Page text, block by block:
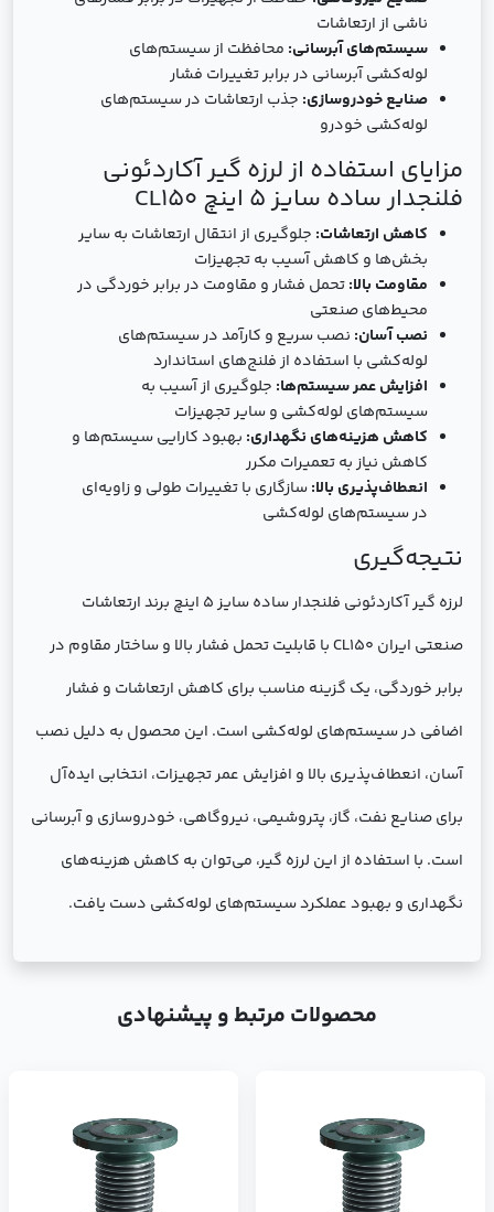
ناشی از ارتعاشات
سیستم‌های آبرسانی: محافظت از سیستم‌های
لوله‌کشی آبرسانی در برابر تغییرات فشار
صنایع خودروسازی: جذب ارتعاشات در سیستم‌های
لوله‌کشی خودرو
مزایای استفاده از لرزه گیر آکاردئونی
فلنجدار ساده سایز 5 اینچ CL150
کاهش ارتعاشات: جلوگیری از انتقال ارتعاشات به سایر
بخش‌ها و کاهش آسیب به تجهیزات
مقاومت بالا:تحمل فشار و مقاومت در برابر خوردگی در
محیط‌های صنعتی
نصب آسان: نصب سریع و کارآمد در سیستم‌های
لوله‌کشی با استفاده از فلنج‌های استاندارد
افزایش عمر سیستم‌ها: جلوگیری از آسیب به
سیستم‌های لوله‌کشی و سایر تجهیزات
کاهش هزینه‌های نگهداری: بهبود کارایی سیستم‌ها و
کاهش نیاز به تعمیرات مکرر
انعطاف‌پذیری بالا:سازگاری با تغییرات طولی و زاویه‌ای
در سیستم‌های لوله‌کشی
نتیجه‌گیری
لرزه گیر آکاردئونی فلنجدار ساده سایز 5 اینچ برند ارتعاشات
صنعتی ایران CL150 با قابلیت تحمل فشار بالا و ساختار مقاوم در
برابر خوردگی، یک گزینه مناسب برای کاهش ارتعاشات و فشار
اضافی در سیستم‌های لوله‌کشی است. این محصول به دلیل نصب
آسان، انعطاف‌پذیری بالا و افزایش عمر تجهیزات، انتخابی ایده‌آل
برای صنایع نفت، گاز، پتروشیمی، نیروگاهی، خودروسازی و آبرسانی
است. با استفاده از این لرزه گیر، می‌توان به کاهش هزینه‌های
نگهداری و بهبود عملکرد سیستم‌های لوله‌کشی دست یافت.
محصولات مرتبط و پیشنهادی